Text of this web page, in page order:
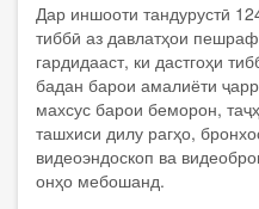
Дар иншооти тандурустӣ
тиббӣ аз давлатҳои
гардидааст, ки дастгоҳи
бадан барои амалиёти
махсус барои беморон,
ташхиси дилу рагҳо,
видеоэндоскоп ва
онҳо мебошанд.